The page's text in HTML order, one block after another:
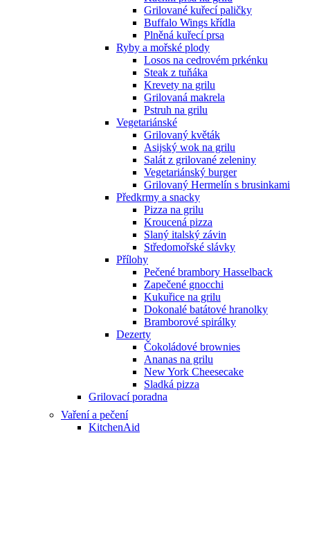
Grilované kuřecí paličky
Buffalo Wings křídla
Plněná kuřecí prsa
Ryby a mořské plody
Losos na cedrovém prkénku
Steak z tuňáka
Krevety na grilu
Grilovaná makrela
Pstruh na grilu
Vegetariánské
Grilovaný květák
Asijský wok na grilu
Salát z grilované zeleniny
Vegetariánský burger
Grilovaný Hermelín s brusinkami
Předkrmy a snacky
Pizza na grilu
Kroucená pizza
Slaný italský závin
Středomořské slávky
Přílohy
Pečené brambory Hasselback
Zapečené gnocchi
Kukuřice na grilu
Dokonalé batátové hranolky
Bramborové spirálky
Dezerty
Čokoládové brownies
Ananas na grilu
New York Cheesecake
Sladká pizza
Grilovací poradna
Vaření a pečení
KitchenAid